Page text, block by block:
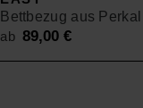
Bettbezug aus Perkal
ab89,00€